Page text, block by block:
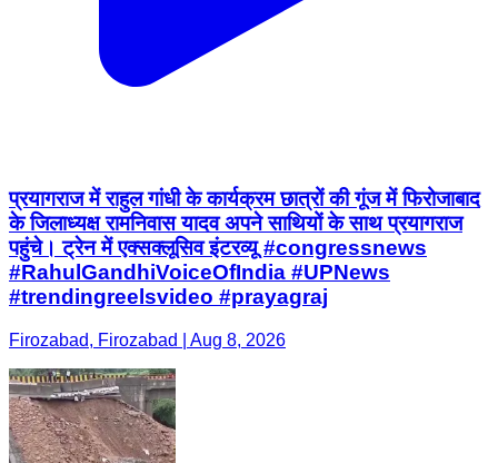
प्रयागराज में राहुल गांधी के कार्यक्रम छात्रों की गूंज में फिरोजाबाद
के जिलाध्यक्ष रामनिवास यादव अपने साथियों के साथ प्रयागराज
पहुंचे। ट्रेन में एक्सक्लूसिव इंटरव्यू #congressnews
#RahulGandhiVoiceOfIndia #UPNews
#trendingreelsvideo #prayagraj
Firozabad, Firozabad | Aug 8, 2026